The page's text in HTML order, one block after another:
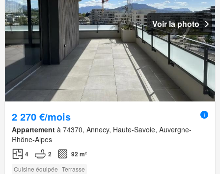
Voir la photo
2 270 €/mois
Appartement à 74370, Annecy, Haute-Savoie, Auvergne-
Rhône-Alpes
4 2 92 m²
Cuisine équipée Terrasse